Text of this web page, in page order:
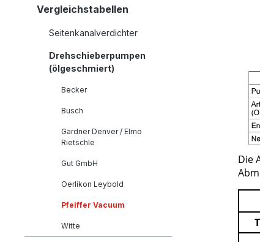
Vergleichstabellen
Seitenkanalverdichter
Drehschieberpumpen
(ölgeschmiert)
Becker
Busch
Gardner Denver / Elmo
Rietschle
Gut GmbH
Oerlikon Leybold
Pfeiffer Vacuum
Witte